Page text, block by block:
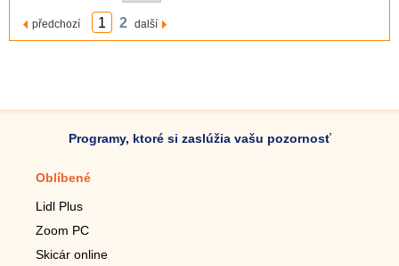
předchozí 1 2 další
Programy, ktoré si zaslúžia vašu pozornosť
Oblíbené
Lidl Plus
Zoom PC
Skicár online